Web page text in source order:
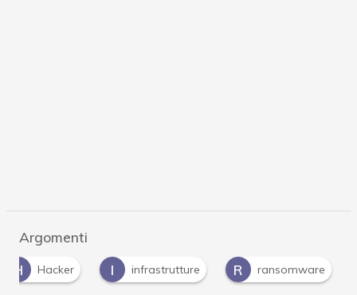
Argomenti
H
Hacker I infrastrutture R ransomware